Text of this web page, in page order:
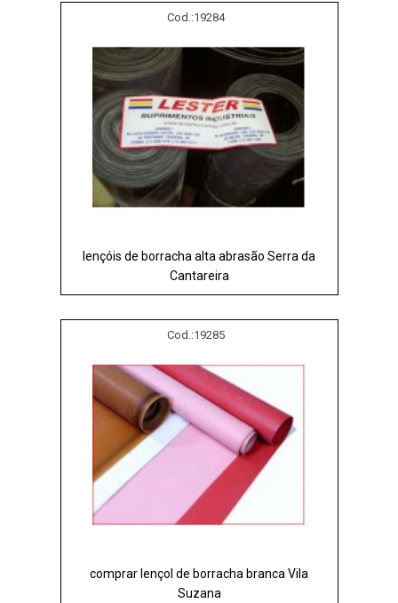
Cod.:19284
lençóis de borracha alta abrasão Serra da
Cantareira
Cod.:19285
comprar lençol de borracha branca Vila
Suzana